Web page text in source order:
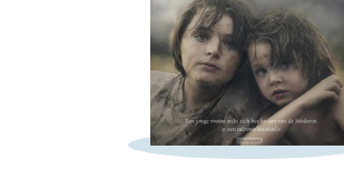
Schrijf hieronder je review!